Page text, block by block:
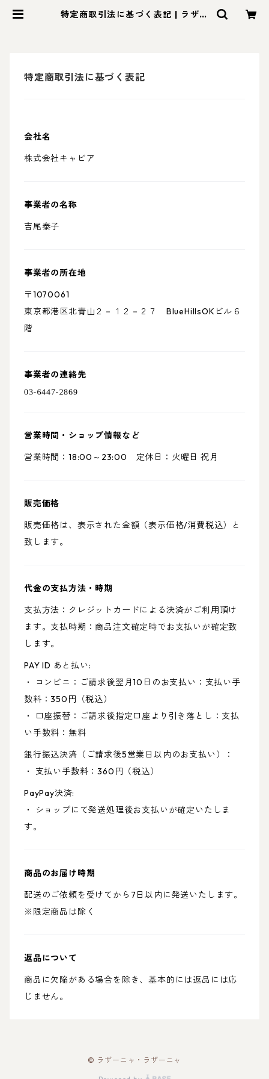
特定商取引法に基づく表記 | ラザー
特定商取引法に基づく表記
会社名
株式会社キャビア
事業者の名称
吉尾泰子
事業者の所在地
〒1070061
東京都港区北青山２－１２－２７ BlueHillsOKビル６
階
事業者の連絡先
営業時間・ショップ情報など
営業時間：18:00～23:00 定休日：火曜日 祝月
販売価格
販売価格は、表示された金額（表示価格/消費税込）と
致します。
代金の支払方法・時期
支払方法：クレジットカードによる決済がご利用頂け
ます。支払時期：商品注文確定時でお支払いが確定致
します。
PAY ID あと払い:
・ コンビニ：ご請求後翌月10日のお支払い：支払い手
数料：350円（税込）
・ 口座振替：ご請求後指定口座より引き落とし：支払
い手数料：無料
銀行振込決済（ご請求後5営業日以内のお支払い）：
・ 支払い手数料：360円（税込）
PayPay決済:
・ ショップにて発送処理後お支払いが確定いたしま
す。
商品のお届け時期
配送のご依頼を受けてから7日以内に発送いたします。
※限定商品は除く
返品について
商品に欠陥がある場合を除き、基本的には返品には応
じません。
© ラザーニャ・ラザーニャ